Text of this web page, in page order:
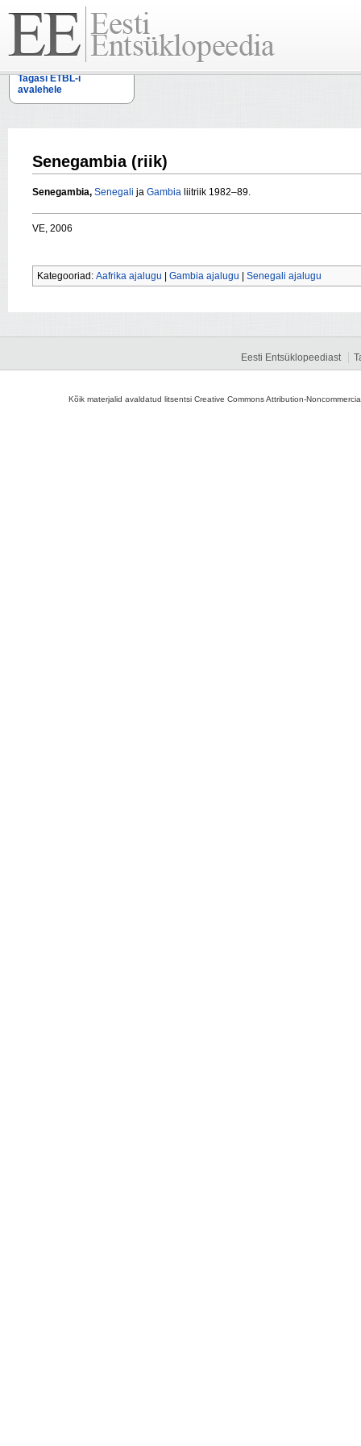
Tagasi ETBL-i
avalehele
Senegambia (riik)
Senegambia, Senegali ja Gambia liitriik 1982–89.
VE, 2006
Kategooriad: Aafrika ajalugu Gambia ajalugu Senegali ajalugu
Eesti Entsüklopeediast
Kõik materjalid avaldatud litsentsi Creative Commons Attribution-